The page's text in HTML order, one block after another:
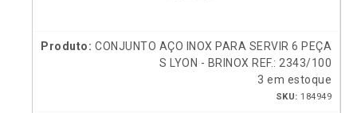
CONJUNTO AÇO INOX PARA SERVIR 6 PEÇA
S LYON - BRINOX REF.: 2343/100
3 em estoque
SKU: 184949